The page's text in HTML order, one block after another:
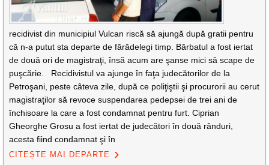
recidivist din municipiul Vulcan riscă să ajungă după gratii pentru
că n-a putut sta departe de fărădelegi timp. Bărbatul a fost iertat
de două ori de magistraţi, însă acum are şanse mici să scape de
puşcărie. Recidivistul va ajunge în faţa judecătorilor de la
Petroşani, peste câteva zile, după ce poliţiştii şi procurorii au cerut
magistraţilor să revoce suspendarea pedepsei de trei ani de
închisoare la care a fost condamnat pentru furt. Ciprian
Gheorghe Grosu a fost iertat de judecători în două rânduri,
acesta fiind condamnat şi în
CITEȘTE MAI DEPARTE